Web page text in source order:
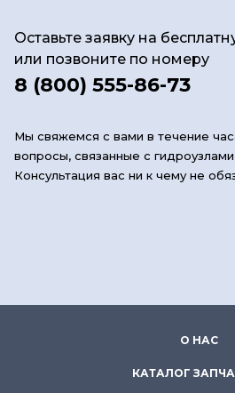
Оставьте заявку на
или позвоните по номеру
8 (800) 555-86-73
Мы свяжемся с вами в течение
вопросы, связанные с гидроузлами
Консультация вас ни к чему не
О НАС
КАТАЛОГ